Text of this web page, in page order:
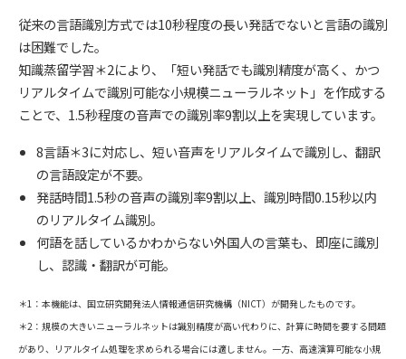
従来の言語識別方式では10秒程度の長い発話でないと言語の識別
は困難でした。
知識蒸留学習＊2により、「短い発話でも識別精度が高く、かつ
リアルタイムで識別可能な小規模ニューラルネット」を作成する
ことで、1.5秒程度の音声での識別率9割以上を実現しています。
8言語＊3に対応し、短い音声をリアルタイムで識別し、翻訳
の言語設定が不要。
発話時間1.5秒の音声の識別率9割以上、識別時間0.15秒以内
のリアルタイム識別。
何語を話しているかわからない外国人の言葉も、即座に識別
し、認識・翻訳が可能。
＊1：本機能は、国立研究開発法人情報通信研究機構（NICT）が開発したものです。
＊2：規模の大きいニューラルネットは識別精度が高い代わりに、計算に時間を要する問題
があり、リアルタイム処理を求められる場合には適しません。一方、高速演算可能な小規